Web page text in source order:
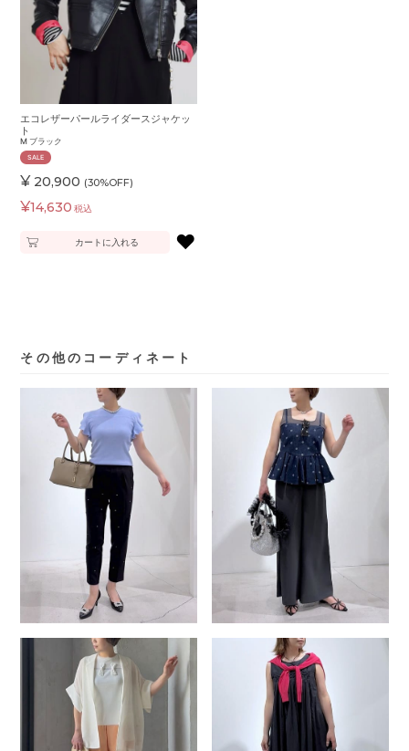
エコレザーパールライダースジャケッ
ト
M ブラック
SALE
¥ 20,900 (30%OFF)
¥14,630 税込
カートに入れる ♥
その他のコーディネート